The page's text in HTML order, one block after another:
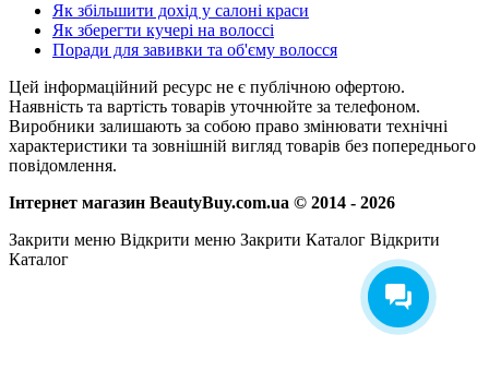
Як збільшити дохід у салоні краси
Як зберегти кучері на волоссі
Поради для завивки та об'єму волосся
Цей інформаційний ресурс не є публічною офертою.
Наявність та вартість товарів уточнюйте за телефоном.
Виробники залишають за собою право змінювати технічні
характеристики та зовнішній вигляд товарів без попереднього
повідомлення.
Інтернет магазин BeautyBuy.com.ua © 2014 - 2026
Закрити меню Відкрити меню Закрити Каталог Відкрити
Каталог